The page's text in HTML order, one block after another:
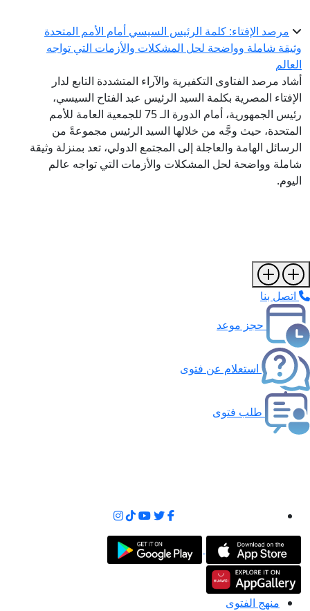
مرصد الإفتاء: كلمة الرئيس السيسي أمام الأمم المتحدة
وثيقة شاملة وواضحة لحل المشكلات والأزمات التي تواجه
العالم
أشاد مرصد الفتاوى التكفيرية والآراء المتشددة التابع لدار
الإفتاء المصرية بكلمة السيد الرئيس عبد الفتاح السيسي،
رئيس الجمهورية، أمام الدورة الـ 75 للجمعية العامة للأمم
المتحدة، حيث وجَّه من خلالها السيد الرئيس مجموعةً من
الرسائل الهامة والعاجلة إلى المجتمع الدولي، تعد بمنزلة وثيقة
شاملة وواضحة لحل المشكلات والأزمات التي تواجه عالم
اليوم.
اتصل بنا
حجز موعد
استعلام عن فتوى
طلب فتوى
منهج الفتوى